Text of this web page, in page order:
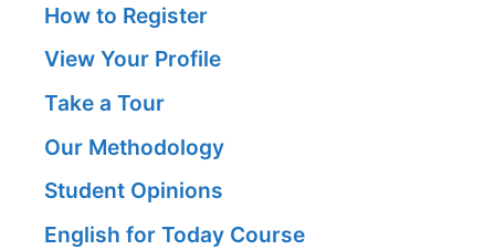
How to Register
View Your Profile
Take a Tour
Our Methodology
Student Opinions
English for Today Course